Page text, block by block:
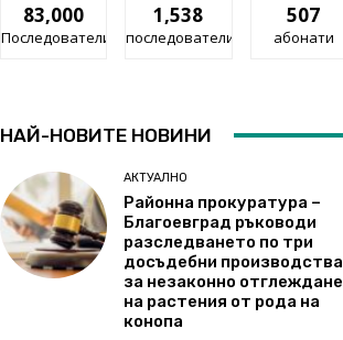
83,000
Последователи
1,538
последователи
507
абонати
НАЙ-НОВИТЕ НОВИНИ
АКТУАЛНО
Районна прокуратура –
Благоевград ръководи
разследването по три
досъдебни производства
за незаконно отглеждане
на растения от рода на
конопа